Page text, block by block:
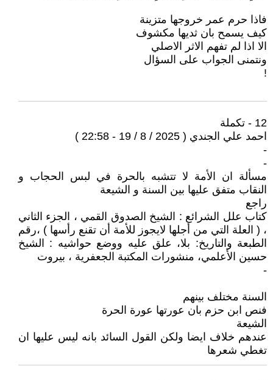
فاذا حرم عمر خروجها متزينة
كيف يسمح بان ثديها مكشوف
الا اذا لم تفهم الاثر الاصلي
ونتمنى الجواب على السؤال
!
12 - تكملة
احمد علي الجندي ( 2025 / 8 / 19 - 22:58 )
-
-
مسألة ان الأمة لا تتشبه بالحرة في لبس الحجاب و
النقاب متفق عليها بين السنة و الشيعة
راجع
كتاب علل الشرائع : الشيخ الصدوق القمي ، الجزء الثاني
، ( العلة التي من أجلها لايجوز للأمة أن تقنع رأسها ) ،رقم
الطبعة والتاريخ: بلا، علق عليه ووضع حواشيه : الشيخ
حسين الأعلمي، منشورات المكتبة الجعفرية ، بيروت
-
السنة مختلف بينهم
فنص ابن حزم بان عورتها عورة الحرة
الشيعة
عندهم خلاف ايضا ولكن القول السائد بانه ليس عليها ان
تغطي شعرها